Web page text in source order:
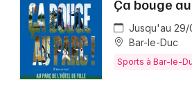
Ça bouge
Jusqu'au 29/
Bar-le-Duc
Sports à Bar-le-